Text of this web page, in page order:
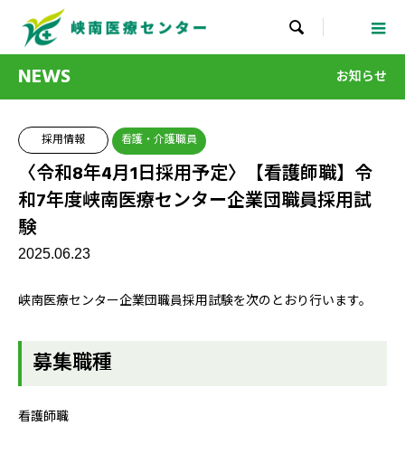

NEWS お知らせ
採用情報 看護・介護職員
〈令和8年4月1日採用予定〉【看護師職】令
和7年度峡南医療センター企業団職員採用試
験
2025.06.23
峡南医療センター企業団職員採用試験を次のとおり行います。
募集職種
看護師職